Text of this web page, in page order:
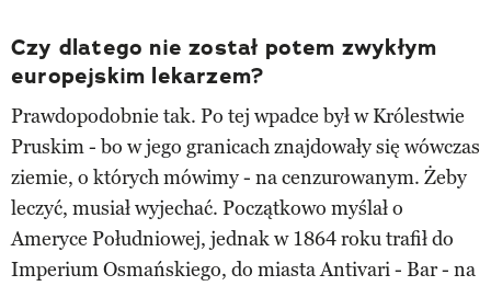
Czy dlatego nie został potem zwykłym
europejskim lekarzem?
Prawdopodobnie tak. Po tej wpadce był w Królestwie
Pruskim - bo w jego granicach znajdowały się wówczas
ziemie, o których mówimy - na cenzurowanym. Żeby
leczyć, musiał wyjechać. Początkowo myślał o
Ameryce Południowej, jednak w 1864 roku trafił do
Imperium Osmańskiego, do miasta Antivari - Bar - na